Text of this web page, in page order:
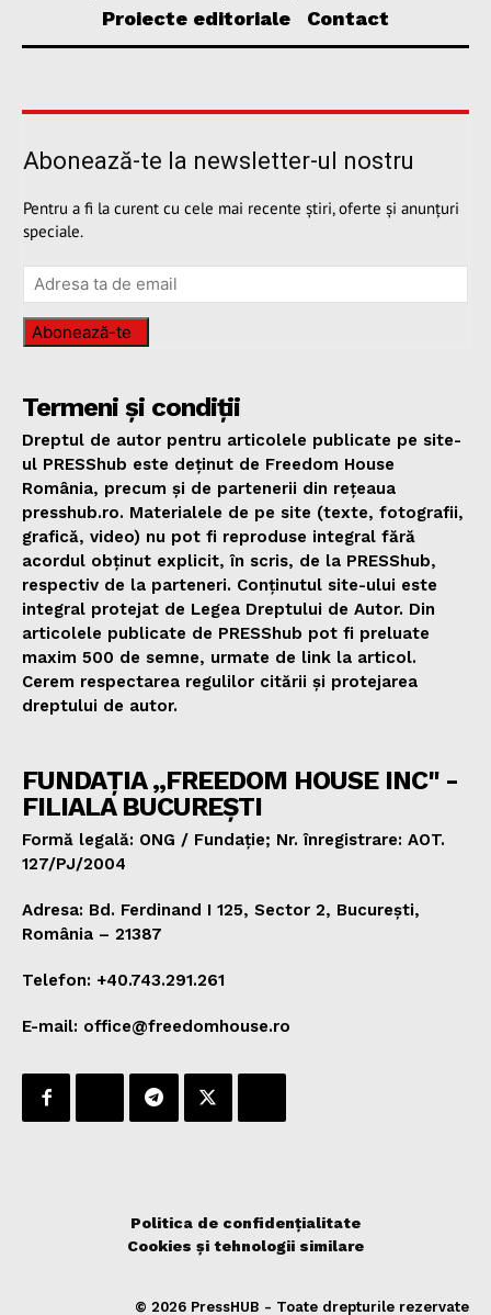
Proiecte editoriale
Contact
Abonează-te la newsletter-ul nostru
Pentru a fi la curent cu cele mai recente știri, oferte și anunțuri
speciale.
Abonează-te
Termeni și condiții
Dreptul de autor pentru articolele publicate pe site-
ul PRESShub este deținut de Freedom House
România, precum și de partenerii din rețeaua
presshub.ro. Materialele de pe site (texte, fotografii,
grafică, video) nu pot fi reproduse integral fără
acordul obținut explicit, în scris, de la PRESShub,
respectiv de la parteneri. Conținutul site-ului este
integral protejat de Legea Dreptului de Autor. Din
articolele publicate de PRESShub pot fi preluate
maxim 500 de semne, urmate de link la articol.
Cerem respectarea regulilor citării și protejarea
dreptului de autor.
FUNDAȚIA „FREEDOM HOUSE INC" -
FILIALA BUCUREȘTI
Formă legală: ONG / Fundație; Nr. înregistrare: AOT.
127/PJ/2004
Adresa: Bd. Ferdinand I 125, Sector 2, București,
România – 21387
Telefon: +40.743.291.261
E-mail: office@freedomhouse.ro
Politica de confidențialitate
Cookies și tehnologii similare
© 2026 PressHUB - Toate drepturile rezervate